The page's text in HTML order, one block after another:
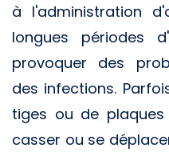
à l'administration
longues périodes
provoquer des
des infections.
tiges ou de
casser ou se